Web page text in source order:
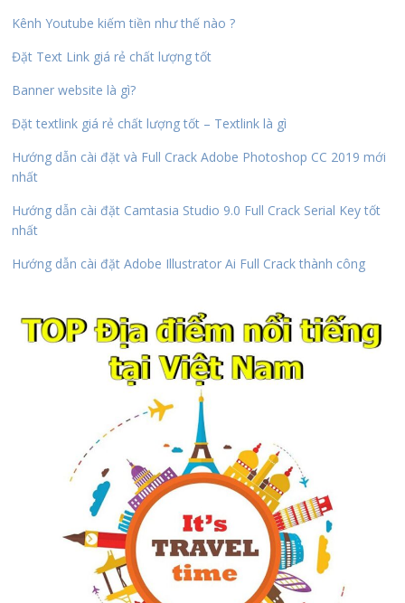
Kênh Youtube kiếm tiền như thế nào ?
Đặt Text Link giá rẻ chất lượng tốt
Banner website là gì?
Đặt textlink giá rẻ chất lượng tốt – Textlink là gì
Hướng dẫn cài đặt và Full Crack Adobe Photoshop CC 2019 mới
nhất
Hướng dẫn cài đặt Camtasia Studio 9.0 Full Crack Serial Key tốt
nhất
Hướng dẫn cài đặt Adobe Illustrator Ai Full Crack thành công